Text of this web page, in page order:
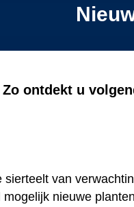
ontdekt u
van
nieuwe